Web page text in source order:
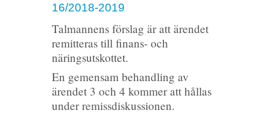
16/2018-2019
Talmannens förslag är att ärendet
remitteras till finans- och
näringsutskottet.
En gemensam behandling av
ärendet 3 och 4 kommer att hållas
under remissdiskussionen.